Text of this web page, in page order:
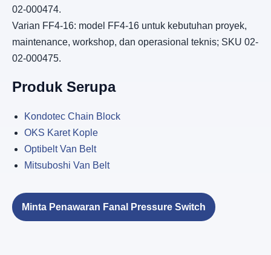
02-000474.
Varian FF4-16: model FF4-16 untuk kebutuhan proyek,
maintenance, workshop, dan operasional teknis; SKU 02-
02-000475.
Produk Serupa
Kondotec Chain Block
OKS Karet Kople
Optibelt Van Belt
Mitsuboshi Van Belt
Minta Penawaran Fanal Pressure Switch